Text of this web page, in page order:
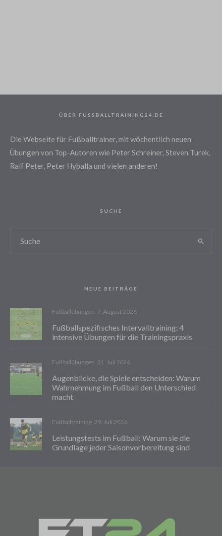
ÜBER FUSSBALLTRAINING24.DE
Die Webseite für Fußballtrainer, mit wöchentlich neuen
Übungen von Top-Autoren wie Peter Schreiner, Steven Turek,
Ralf Peter, Peter Hyballa und vielen anderen!
SUCHE
NEUE BEITRÄGE
Fußballübungen 7. August 2026
Fußballspezifisches Intervalltraining: 4
intensive Übungen für die Trainingspraxis
Fußballübungen 31. Juli 2026
Augenblicke, die Spiele entscheiden: Warum
Wahrnehmung im Fußball den Unterschied
macht
Fußballtraining 29. Juli 2026
Leistungstests im Fußball: Warum sie die
Grundlage jeder Saisonvorbereitung sind